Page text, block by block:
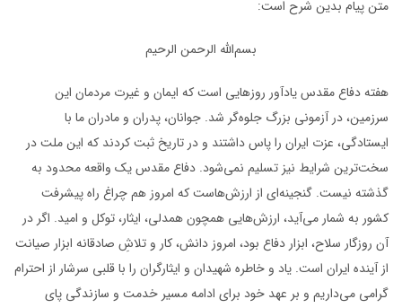
متن پیام بدین شرح است:
بسم‌الله الرحمن الرحیم
هفته دفاع مقدس یادآور روزهایی است که ایمان و غیرت مردمان این
سرزمین، در آزمونی بزرگ جلوه‌گر شد. جوانان، پدران و مادران ما با
ایستادگی، عزت ایران را پاس داشتند و در تاریخ ثبت کردند که این ملت در
سخت‌ترین شرایط نیز تسلیم نمی‌شود. دفاع مقدس یک واقعه محدود به
گذشته نیست. گنجینه‌ای از ارزش‌هاست که امروز هم چراغ راه پیشرفت
کشور به شمار می‌آید، ارزش‌هایی همچون همدلی، ایثار، توکل و امید. اگر در
آن روزگار سلاح، ابزار دفاع بود، امروز دانش، کار و تلاشِ صادقانه ابزار صیانت
از آینده ایران است. یاد و خاطره شهیدان و ایثارگران را با قلبی سرشار از احترام
گرامی می‌داریم و بر عهد خود برای ادامه مسیر خدمت و سازندگی پای